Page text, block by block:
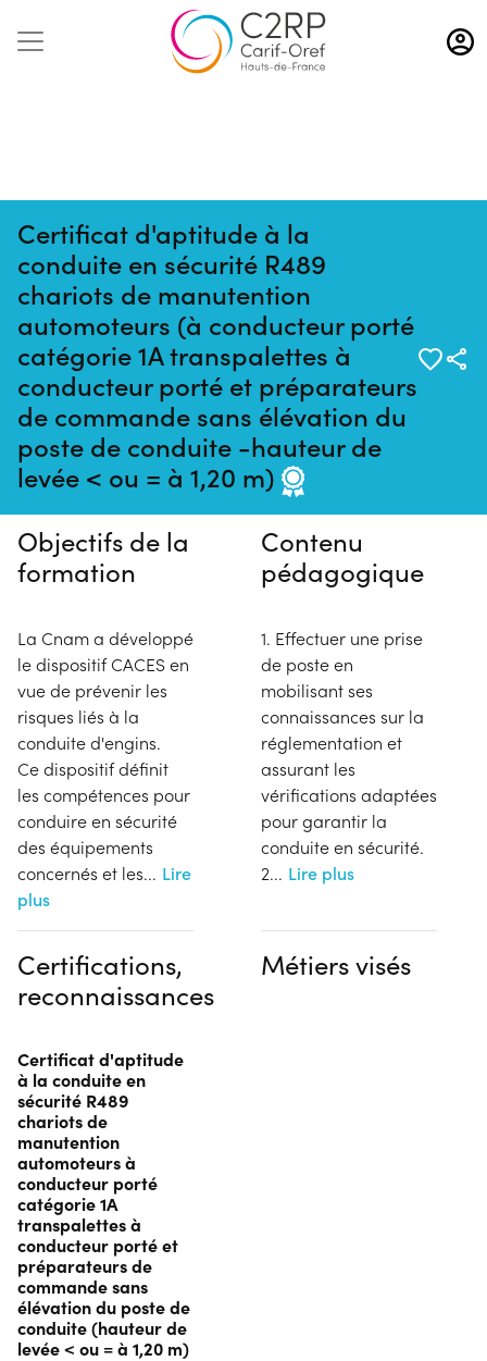
Aller
au
contenu
Certificat d'aptitude à la
conduite en sécurité R489
chariots de manutention
automoteurs (à conducteur porté
catégorie 1A transpalettes à
conducteur porté et préparateurs
de commande sans élévation du
poste de conduite -hauteur de
levée < ou = à 1,20 m)
Pas de session programmée en
ce moment
Objectifs de la
formation
La Cnam a développé
le dispositif CACES en
vue de prévenir les
risques liés à la
conduite d'engins.
Ce dispositif définit
les compétences pour
conduire en sécurité
des équipements
concernés et les... Lire
plus
Contenu
pédagogique
1. Effectuer une prise
de poste en
mobilisant ses
connaissances sur la
réglementation et
assurant les
vérifications adaptées
pour garantir la
conduite en sécurité.
2... Lire plus
Certifications,
reconnaissances
Certificat d'aptitude
à la conduite en
sécurité R489
chariots de
manutention
automoteurs à
conducteur porté
catégorie 1A
transpalettes à
conducteur porté et
préparateurs de
commande sans
élévation du poste de
conduite (hauteur de
levée < ou = à 1,20 m)
Métiers visés